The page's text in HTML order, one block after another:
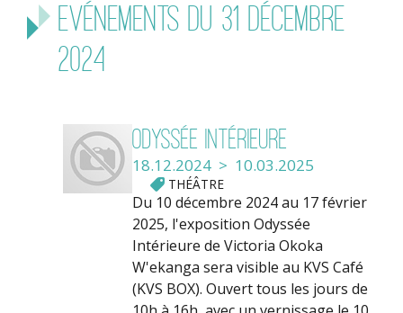
Evénements du 31 décembre
2024
Odyssée Intérieure
18.12.2024 > 10.03.2025
THÉÂTRE
Du 10 décembre 2024 au 17 février
2025, l'exposition Odyssée
Intérieure de Victoria Okoka
W'ekanga sera visible au KVS Café
(KVS BOX). Ouvert tous les jours de